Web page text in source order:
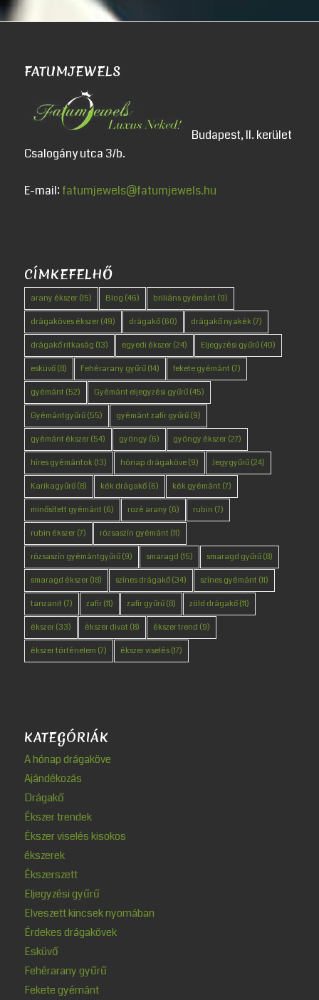
FATUMJEWELS
Budapest, II. kerület
Csalogány utca 3/b.
E-mail: fatumjewels@fatumjewels.hu
CÍMKEFELHŐ
arany ékszer(15) Blog (46) briliáns gyémánt (9)
drágaköves ékszer(49) drágakő(60) drágakő nyakék(7)
drágakő ritkaság (13) egyedi ékszer(24) Eljegyzési gyűrű(40)
esküvő(8) Fehérarany gyűrű(14) fekete gyémánt (7)
gyémánt (52) Gyémánt eljegyzési gyűrű(45)
Gyémántgyűrű(55) gyémánt zafír gyűrű(9)
gyémánt ékszer(54) gyöngy (6) gyöngy ékszer(27)
híres gyémántok(13) hónap drágaköve(9) Jegygyűrű(24)
Karikagyűrű(8) kék drágakő(6) kék gyémánt (7)
minősített gyémánt (6) rozé arany (6) rubin (7)
rubin ékszer(7) rózsaszín gyémánt (11)
rózsaszín gyémántgyűrű(9) smaragd (15) smaragd gyűrű(8)
smaragd ékszer(18) színes drágakő(34) színes gyémánt (11)
tanzanit (7) zafír(11) zafír gyűrű(8) zöld drágakő(11)
ékszer(33) ékszer divat (8) ékszer trend (9)
ékszer történelem (7) ékszer viselés(17)
KATEGÓRIÁK
A hónap drágaköve
Ajándékozás
Drágakő
Ékszer trendek
Ékszer viselés kisokos
ékszerek
Ékszerszett
Eljegyzési gyűrű
Elveszett kincsek nyomában
Érdekes drágakövek
Esküvő
Fehérarany gyűrű
Fekete gyémánt